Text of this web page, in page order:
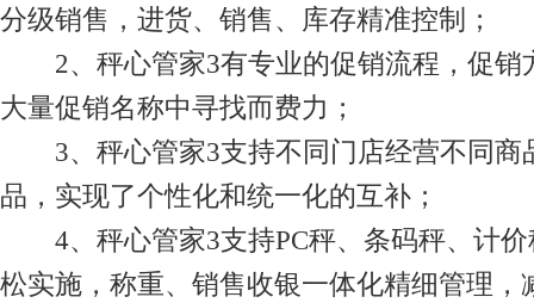
分级销售，进货、销售、库存精准控制；
2、秤心管家3有专业的促销流程，促销
大量促销名称中寻找而费力；
3、秤心管家3支持不同门店经营不同商
品，实现了个性化和统一化的互补；
4、秤心管家3支持PC秤、条码秤、计价
松实施，称重、销售收银一体化精细管理，